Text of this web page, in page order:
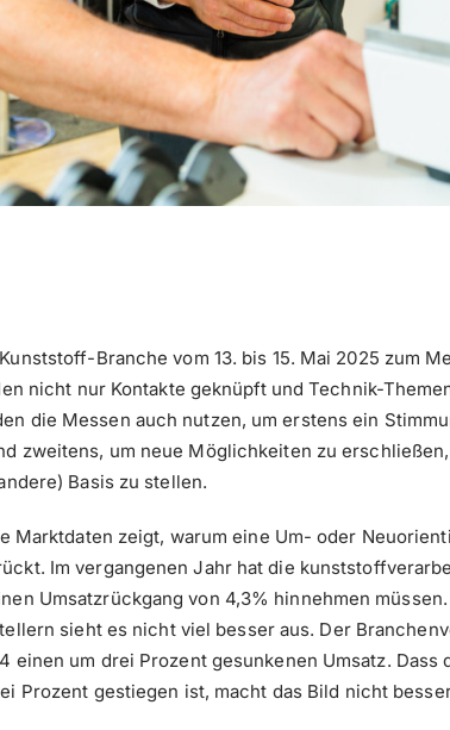
Branche vom 13. bis 15. Mai 2025 zum
nicht nur Kontakte geknüpft und Technik-
die Messen auch nutzen, um erstens ein
zweitens, um neue Möglichkeiten zu
Basis zu stellen.
Marktdaten zeigt, warum eine Um- oder
Im vergangenen Jahr hat die
Umsatzrückgang von 4,3% hinnehmen
sieht es nicht viel besser aus. Der
einen um drei Prozent gesunkenen Umsatz. Dass
Prozent gestiegen ist, macht das Bild nicht